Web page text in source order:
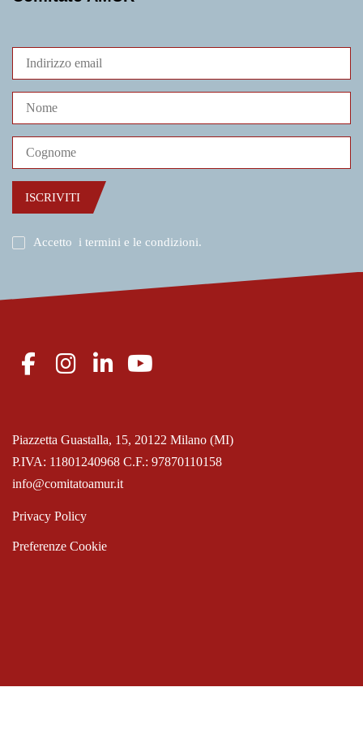
ISCRIVITI
Accetto i termini e le condizioni.
P.IVA: 11801240968 C.F.: 97870110158
Piazzetta Guastalla, 15, 20122 Milano (MI)
info@comitatoamur.it
Privacy Policy
Preferenze Cookie